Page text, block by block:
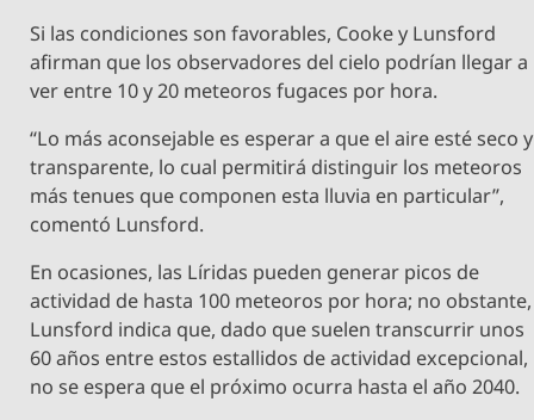
Si las condiciones son favorables, Cooke y Lunsford
afirman que los observadores del cielo podrían llegar a
ver entre 10 y 20 meteoros fugaces por hora.
“Lo más aconsejable es esperar a que el aire esté seco y
transparente, lo cual permitirá distinguir los meteoros
más tenues que componen esta lluvia en particular”,
comentó Lunsford.
En ocasiones, las Líridas pueden generar picos de
actividad de hasta 100 meteoros por hora; no obstante,
Lunsford indica que, dado que suelen transcurrir unos
60 años entre estos estallidos de actividad excepcional,
no se espera que el próximo ocurra hasta el año 2040.